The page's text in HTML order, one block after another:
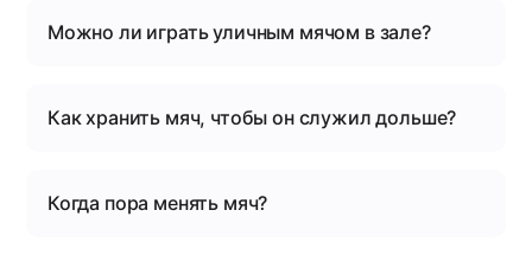
Можно ли играть уличным мячом в зале?
Как хранить мяч, чтобы он служил дольше?
Когда пора менять мяч?